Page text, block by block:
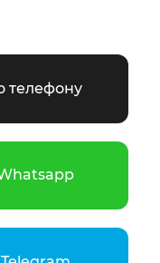
телефону